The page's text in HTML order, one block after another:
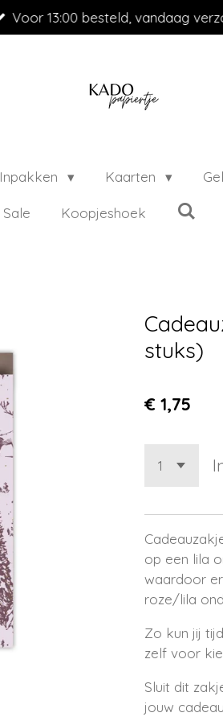
Voor 13:00 besteld, vandaag
Inpakken Kaarten
Sale Koopjeshoek
stuks)
€ 1,75
op een lila
waardoor
roze/lila
Zo kun jij
zelf voor
Sluit dit
jouw